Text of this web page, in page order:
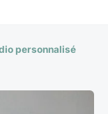
personnalisé